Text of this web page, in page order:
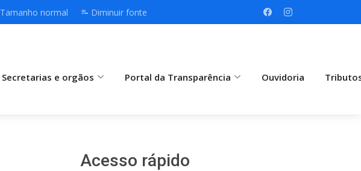
Tamanho normal Diminuir fonte
Secretarias e orgãos Portal da Transparência Ouvidoria
Acesso rápido